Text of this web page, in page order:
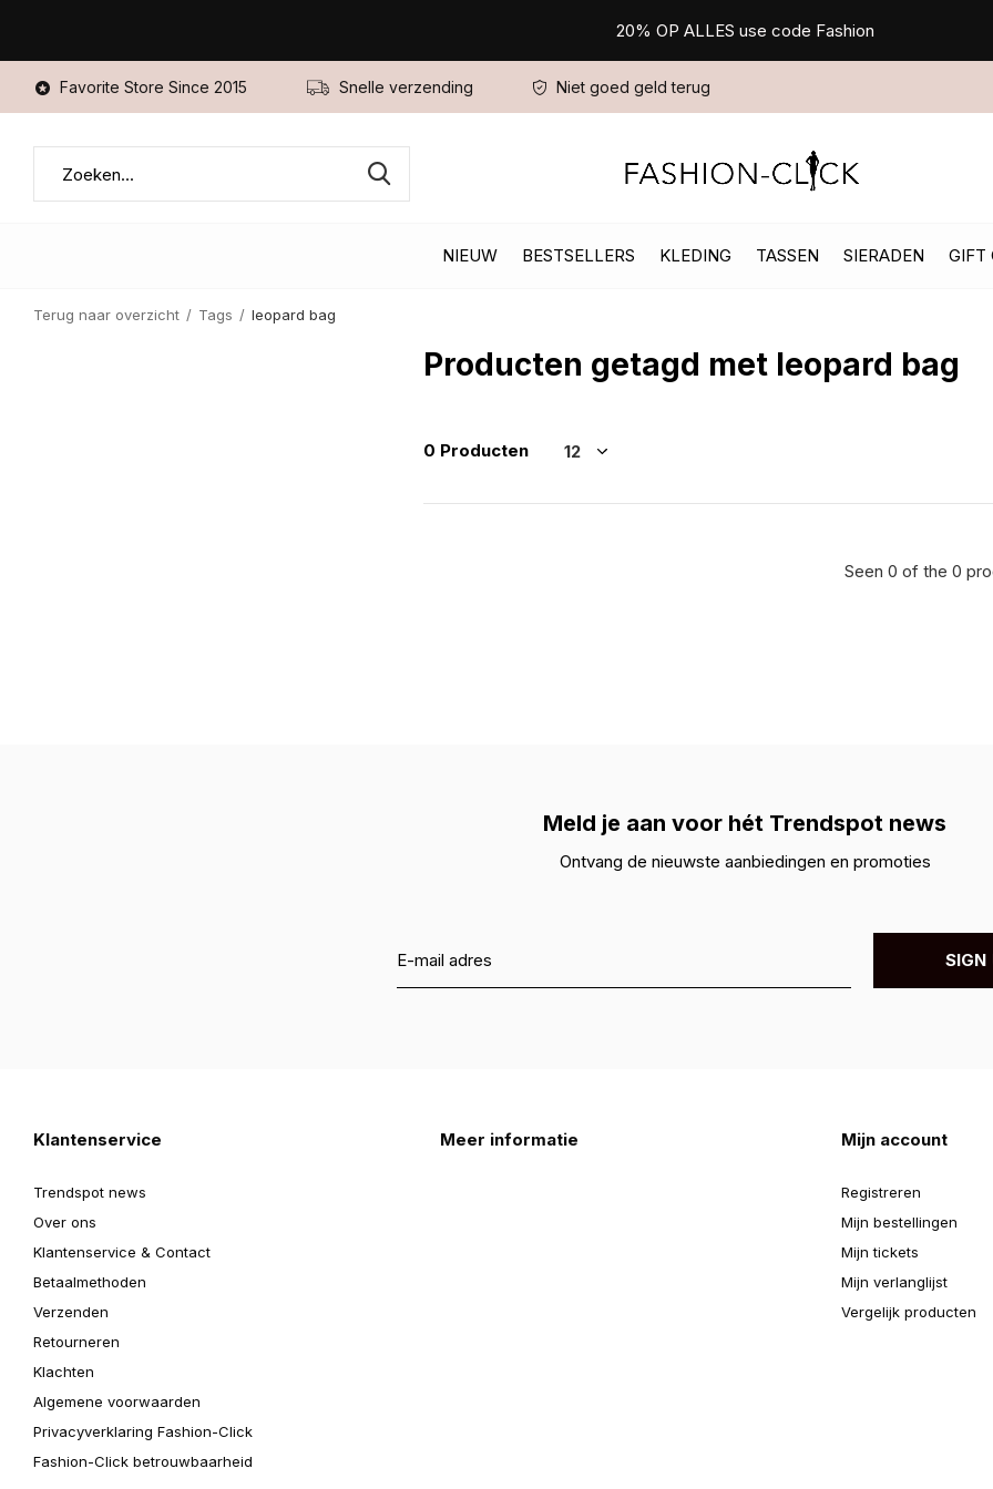
NIEUW BESTSELLERS KLEDING TASSEN SIERADEN GIFT
Favorite Store Since 2015 Snelle verzending Niet goed geld terug
20% OP ALLES use code Fashion
Terug naar overzicht Tags leopard bag
Producten getagd met leopard bag
0 Producten
Seen 0 of the 0
Meld je aan voor hét Trendspot news
Ontvang de nieuwste aanbiedingen en promoties
SIGN
Klantenservice
Trendspot news
Over ons
Klantenservice & Contact
Betaalmethoden
Verzenden
Retourneren
Klachten
Algemene voorwaarden
Privacyverklaring Fashion-Click
Fashion-Click betrouwbaarheid
Meer informatie Mijn account
Registreren
Mijn bestellingen
Mijn tickets
Mijn verlanglijst
Vergelijk producten